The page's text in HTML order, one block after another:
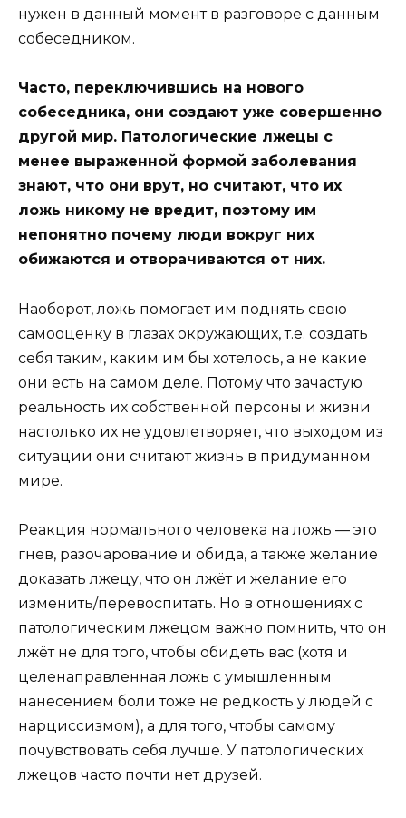
нужен в данный момент в разговоре с данным
собеседником.
Часто, переключившись на нового
собеседника, они создают уже совершенно
другой мир. Патологические лжецы с
менее выраженной формой заболевания
знают, что они врут, но считают, что их
ложь никому не вредит, поэтому им
непонятно почему люди вокруг них
обижаются и отворачиваются от них.
Наоборот, ложь помогает им поднять свою
самооценку в глазах окружающих, т.е. создать
себя таким, каким им бы хотелось, а не какие
они есть на самом деле. Потому что зачастую
реальность их собственной персоны и жизни
настолько их не удовлетворяет, что выходом из
ситуации они считают жизнь в придуманном
мире.
Реакция нормального человека на ложь — это
гнев, разочарование и обида, а также желание
доказать лжецу, что он лжёт и желание его
изменить/перевоспитать. Но в отношениях с
патологическим лжецом важно помнить, что он
лжёт не для того, чтобы обидеть вас (хотя и
целенаправленная ложь с умышленным
нанесением боли тоже не редкость у людей с
нарциссизмом), а для того, чтобы самому
почувствовать себя лучше. У патологических
лжецов часто почти нет друзей.